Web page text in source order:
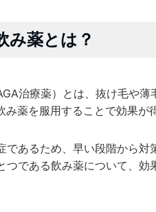
み薬とは？
治療薬）とは、抜け毛や
薬を服用することで効果が
であるため、早い段階から対
つである飲み薬について、効